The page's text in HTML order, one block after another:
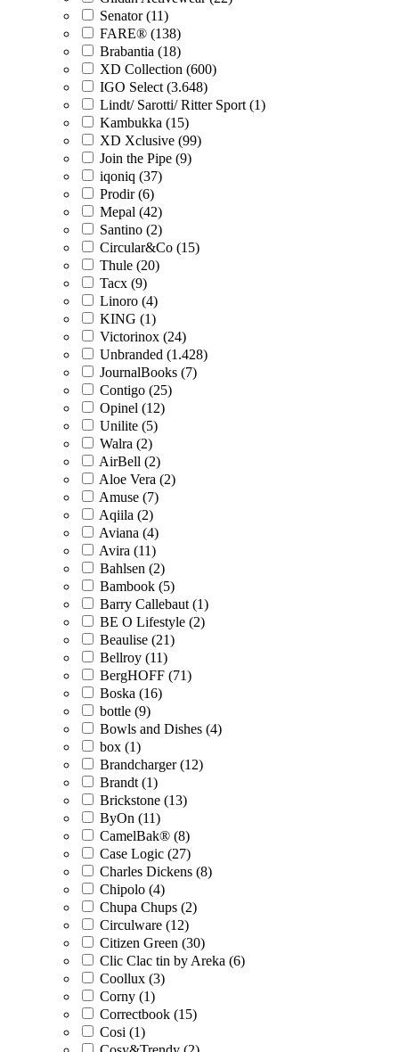
Senator (11)
FARE® (138)
Brabantia (18)
XD Collection (600)
IGO Select (3.648)
Lindt/ Sarotti/ Ritter Sport (1)
Kambukka (15)
XD Xclusive (99)
Join the Pipe (9)
iqoniq (37)
Prodir (6)
Mepal (42)
Santino (2)
Circular&Co (15)
Thule (20)
Tacx (9)
Linoro (4)
KING (1)
Victorinox (24)
Unbranded (1.428)
JournalBooks (7)
Contigo (25)
Opinel (12)
Unilite (5)
Walra (2)
AirBell (2)
Aloe Vera (2)
Amuse (7)
Aqiila (2)
Aviana (4)
Avira (11)
Bahlsen (2)
Bambook (5)
Barry Callebaut (1)
BE O Lifestyle (2)
Beaulise (21)
Bellroy (11)
BergHOFF (71)
Boska (16)
bottle (9)
Bowls and Dishes (4)
box (1)
Brandcharger (12)
Brandt (1)
Brickstone (13)
ByOn (11)
CamelBak® (8)
Case Logic (27)
Charles Dickens (8)
Chipolo (4)
Chupa Chups (2)
Circulware (12)
Citizen Green (30)
Clic Clac tin by Areka (6)
Coollux (3)
Corny (1)
Correctbook (15)
Cosi (1)